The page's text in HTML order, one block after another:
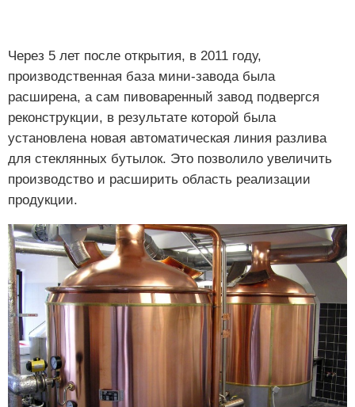
Через 5 лет после открытия, в 2011 году,
производственная база мини-завода была
расширена, а сам пивоваренный завод подвергся
реконструкции, в результате которой была
установлена новая автоматическая линия разлива
для стеклянных бутылок. Это позволило увеличить
производство и расширить область реализации
продукции.